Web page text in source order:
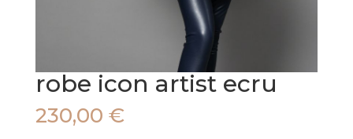
robe icon artist ecru
230,00 €